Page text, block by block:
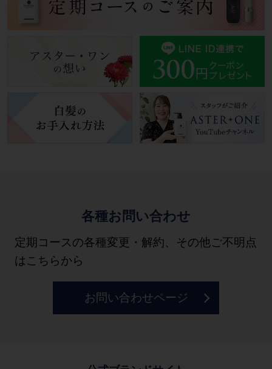
各種お問い合わせ
定期コースの各種変更・解約、その他ご不明点
はこちらから
お問い合わせページ